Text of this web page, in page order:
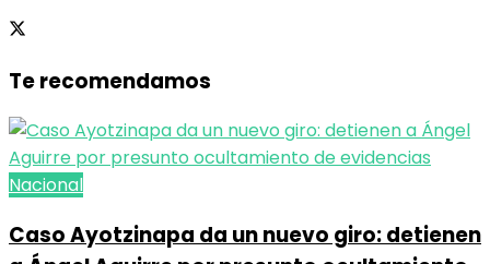
Te recomendamos
Nacional
Caso Ayotzinapa da un nuevo giro: detienen